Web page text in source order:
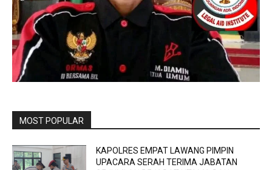
MOST POPULAR
KAPOLRES EMPAT LAWANG PIMPIN
UPACARA SERAH TERIMA JABATAN